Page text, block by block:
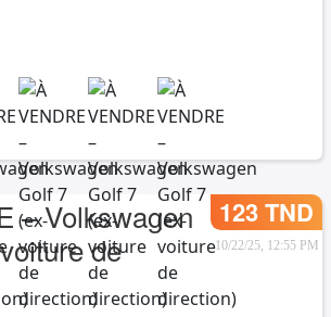
– Volkswagen
de
123 TND
10/22/25, 12:55 PM